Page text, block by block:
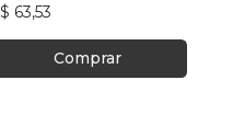
63,53
Comprar